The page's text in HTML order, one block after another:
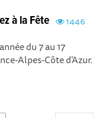
1446
à la Fête
du 7 au 17
Alpes-Côte d'Azur.